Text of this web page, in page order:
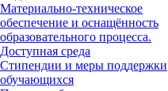
Материально-техническое
обеспечение и оснащённость
образовательного процесса.
Доступная среда
Стипендии и меры поддержки
обучающихся